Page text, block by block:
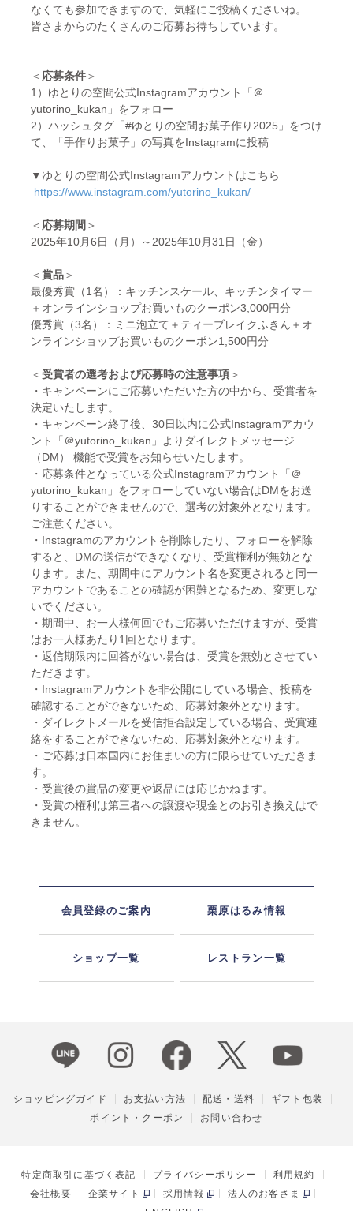
なくても参加できますので、気軽にご投稿くださいね。
皆さまからのたくさんのご応募お待ちしています。
＜ 応募条件＞
1）ゆとりの空間公式Instagramアカウント「＠
yutorino_kukan」をフォロー
2）ハッシュタグ「#ゆとりの空間お菓子作り2025」をつけ
て、「手作りお菓子」の写真をInstagramに投稿
▼ゆとりの空間公式Instagramアカウントはこちら
https://www.instagram.com/yutorino_kukan/
＜ 応募期間 ＞
2025年10月6日（月）～2025年10月31日（金）
＜ 賞品＞
最優秀賞（1名）：キッチンスケール、キッチンタイマー
＋オンラインショップお買いものクーポン3,000円分
優秀賞（3名）：ミニ泡立て＋ティーブレイクふきん＋オ
ンラインショップお買いものクーポン1,500円分
＜受賞者の選考および応募時の注意事項＞
・キャンペーンにご応募いただいた方の中から、受賞者を
決定いたします。
・キャンペーン終了後、30日以内に公式Instagramアカウ
ント「＠yutorino_kukan」よりダイレクトメッセージ
（DM） 機能で受賞をお知らせいたします。
・応募条件となっている公式Instagramアカウント「＠
yutorino_kukan」をフォローしていない場合はDMをお送
りすることができませんので、選考の対象外となります。
ご注意ください。
・Instagramのアカウントを削除したり、フォローを解除
すると、DMの送信ができなくなり、受賞権利が無効とな
ります。また、期間中にアカウント名を変更されると同一
アカウントであることの確認が困難となるため、変更しな
いでください。
・期間中、お一人様何回でもご応募いただけますが、受賞
はお一人様あたり1回となります。
・返信期限内に回答がない場合は、受賞を無効とさせてい
ただきます。
・Instagramアカウントを非公開にしている場合、投稿を
確認することができないため、応募対象外となります。
・ダイレクトメールを受信拒否設定している場合、受賞連
絡をすることができないため、応募対象外となります。
・ご応募は日本国内にお住まいの方に限らせていただきま
す。
・受賞後の賞品の変更や返品には応じかねます。
・受賞の権利は第三者への譲渡や現金とのお引き換えはで
きません。
会員登録のご案内 栗原はるみ情報
ショップ一覧 レストラン一覧
ショッピングガイド お支払い方法 配送・送料
ギフト包装
ポイント・クーポン
お問い合わせ
特定商取引に基づく表記 プライバシーポリシー
利用規約
会社概要
企業サイト 採用情報
法人のお客さま